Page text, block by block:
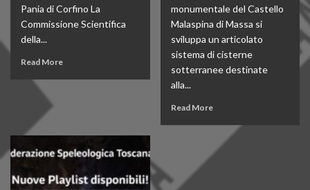
Pania di Corfino La
Commissione Scientifica
della...
Read More
monumentale del Castello
Malaspina di Massa si
sviluppa un articolato
sistema di cisterne
sotterranee destinate
alla...
Read More